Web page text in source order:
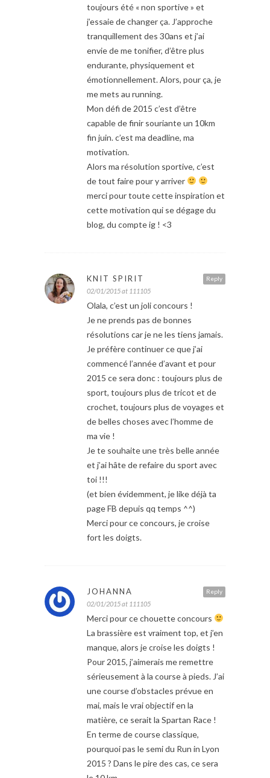
toujours été « non sportive » et
j’essaie de changer ça. J’approche
tranquillement des 30ans et j’ai
envie de me tonifier, d’être plus
endurante, physiquement et
émotionnellement. Alors, pour ça, je
me mets au running.
Mon défi de 2015 c’est d’être
capable de finir souriante un 10km
fin juin. c’est ma deadline, ma
motivation.
Alors ma résolution sportive, c’est
de tout faire pour y arriver
merci pour toute cette inspiration et
cette motivation qui se dégage du
blog, du compte ig ! <3
Reply
KNIT SPIRIT
02/01/2015 at 111105
Olala, c’est un joli concours !
Je ne prends pas de bonnes
résolutions car je ne les tiens jamais.
Je préfère continuer ce que j’ai
commencé l’année d’avant et pour
2015 ce sera donc : toujours plus de
sport, toujours plus de tricot et de
crochet, toujours plus de voyages et
de belles choses avec l’homme de
ma vie !
Je te souhaite une très belle année
et j’ai hâte de refaire du sport avec
toi !!!
(et bien évidemment, je like déjà ta
page FB depuis qq temps ^^)
Merci pour ce concours, je croise
fort les doigts.
Reply
JOHANNA
02/01/2015 at 111105
Merci pour ce chouette concours
La brassière est vraiment top, et j’en
manque, alors je croise les doigts !
Pour 2015, j’aimerais me remettre
sérieusement à la course à pieds. J’ai
une course d’obstacles prévue en
mai, mais le vrai objectif en la
matière, ce serait la Spartan Race !
En terme de course classique,
pourquoi pas le semi du Run in Lyon
2015 ? Dans le pire des cas, ce sera